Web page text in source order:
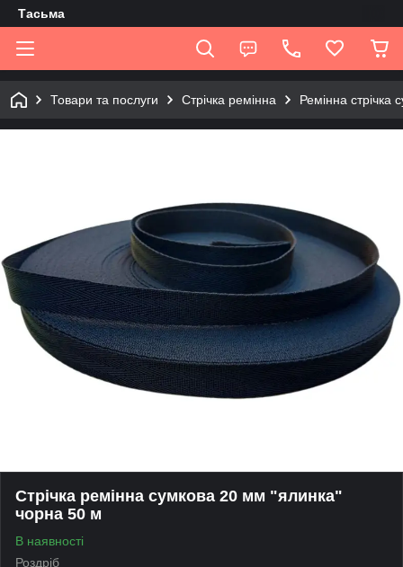
Tасьма
Товари та послуги Стрічка ремінна Ремінна стрічка
Стрічка ремінна сумкова 20 мм "ялинка"
чорна 50 м
В наявності
Роздріб